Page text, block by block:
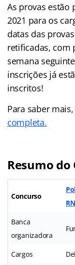
As provas estão
2021 para os
datas das
retificadas, com
semana
inscrições já
inscritos!
Para saber mais,
completa.
Resumo do
Concurso
RN
Banca
organizadora
Cargos